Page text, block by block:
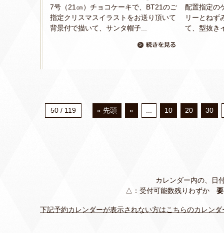
7号（21㎝）チョコケーキで、BT21のご
指定クリスマスイラストをお送り頂いて
背景付で描いて、サンタ帽子...
配置指定の
リーとねず
て、型抜き
50 / 119 « 先頭 « 10 20 30
カレンダー内の、日
△：受付可能数残りわずか
下記予約カレンダーが表示されない方はこちらのカレン